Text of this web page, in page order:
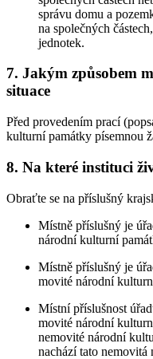
správu domu a
na společných
jednotek.
7. Jakým způsobem
situace
Před provedením prací
kulturní památky písemnou
8. Na které instituci
Obraťte se na příslušný
Místně příslušný je
národní kulturní
Místně příslušný je
movité národní
Místní příslušnost
movité národní
nemovité národní
nachází tato